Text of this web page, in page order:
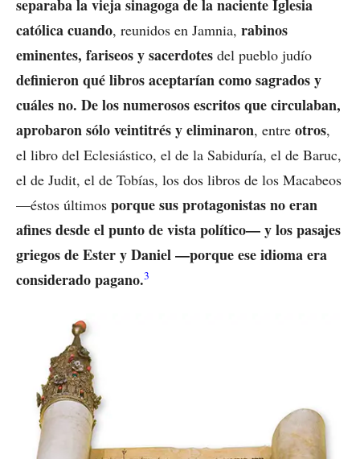
separaba la vieja sinagoga de la naciente Iglesia
católica cuando, reunidos en Jamnia, rabinos
eminentes, fariseos y sacerdotes del pueblo judío
definieron qué libros aceptarían como sagrados y
cuáles no. De los numerosos escritos que circulaban,
aprobaron sólo veintitrés y eliminaron, entre otros,
el libro del Eclesiástico, el de la Sabiduría, el de Baruc,
el de Judit, el de Tobías, los dos libros de los Macabeos
—éstos últimos porque sus protagonistas no eran
afines desde el punto de vista político— y los pasajes
griegos de Ester y Daniel —porque ese idioma era
considerado pagano.3